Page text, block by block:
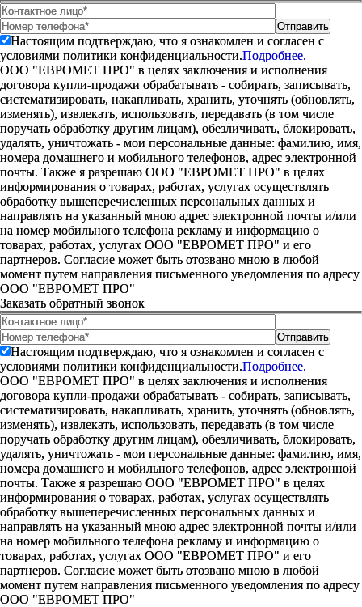
Настоящим подтверждаю, что я ознакомлен и согласен с
условиями политики конфиденциальности.Подробнее.
ООО "ЕВРОМЕТ ПРО" в целях заключения и исполнения
договора купли-продажи обрабатывать - собирать, записывать,
систематизировать, накапливать, хранить, уточнять (обновлять,
изменять), извлекать, использовать, передавать (в том числе
поручать обработку другим лицам), обезличивать, блокировать,
удалять, уничтожать - мои персональные данные: фамилию, имя,
номера домашнего и мобильного телефонов, адрес электронной
почты. Также я разрешаю ООО "ЕВРОМЕТ ПРО" в целях
информирования о товарах, работах, услугах осуществлять
обработку вышеперечисленных персональных данных и
направлять на указанный мною адрес электронной почты и/или
на номер мобильного телефона рекламу и информацию о
товарах, работах, услугах ООО "ЕВРОМЕТ ПРО" и его
партнеров. Согласие может быть отозвано мною в любой
момент путем направления письменного уведомления по адресу
ООО "ЕВРОМЕТ ПРО"
Заказать обратный звонок
Настоящим подтверждаю, что я ознакомлен и согласен с
условиями политики конфиденциальности.Подробнее.
ООО "ЕВРОМЕТ ПРО" в целях заключения и исполнения
договора купли-продажи обрабатывать - собирать, записывать,
систематизировать, накапливать, хранить, уточнять (обновлять,
изменять), извлекать, использовать, передавать (в том числе
поручать обработку другим лицам), обезличивать, блокировать,
удалять, уничтожать - мои персональные данные: фамилию, имя,
номера домашнего и мобильного телефонов, адрес электронной
почты. Также я разрешаю ООО "ЕВРОМЕТ ПРО" в целях
информирования о товарах, работах, услугах осуществлять
обработку вышеперечисленных персональных данных и
направлять на указанный мною адрес электронной почты и/или
на номер мобильного телефона рекламу и информацию о
товарах, работах, услугах ООО "ЕВРОМЕТ ПРО" и его
партнеров. Согласие может быть отозвано мною в любой
момент путем направления письменного уведомления по адресу
ООО "ЕВРОМЕТ ПРО"